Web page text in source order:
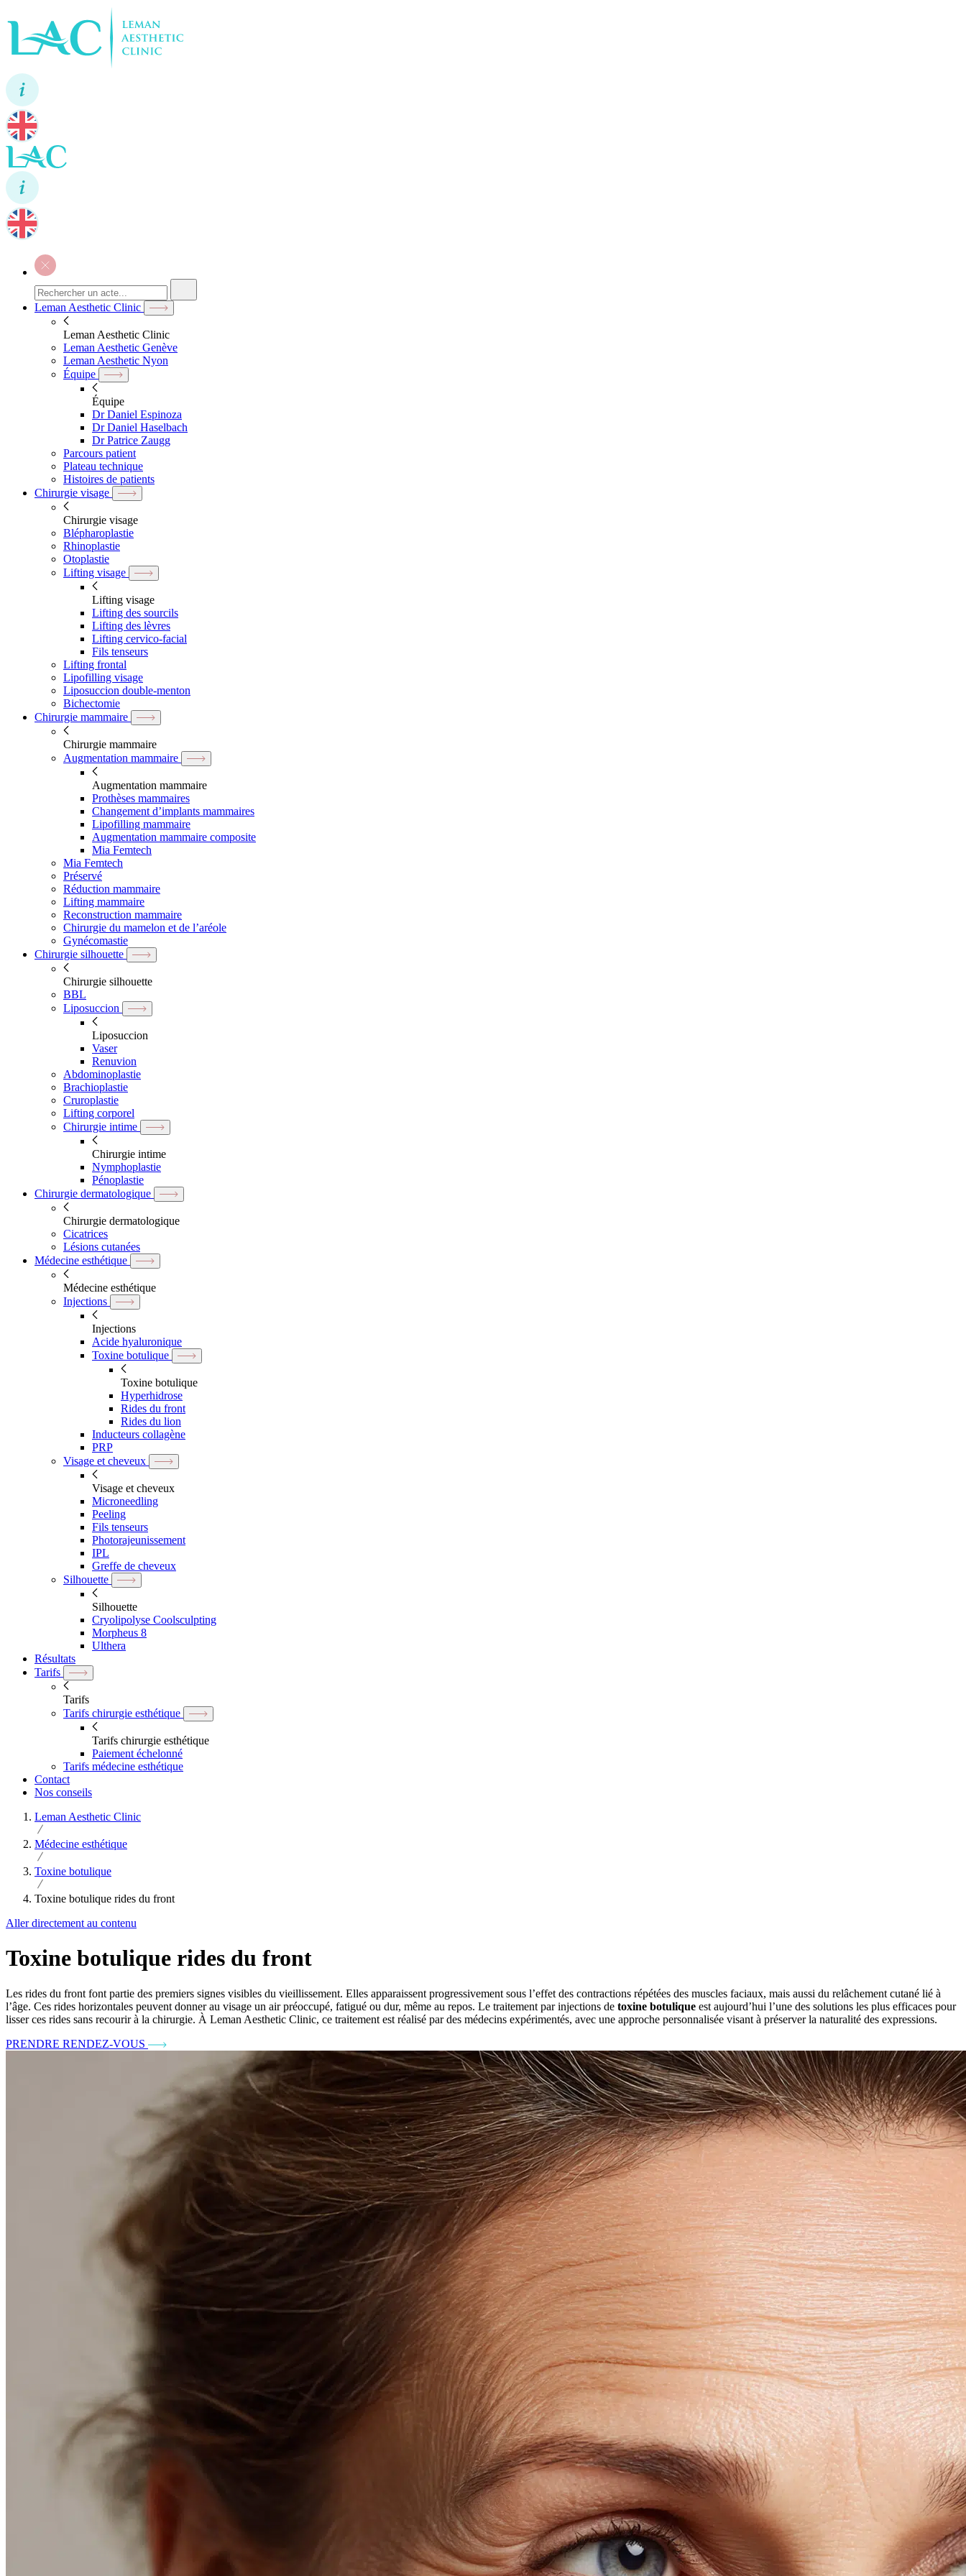
Leman Aesthetic Clinic
Leman Aesthetic Clinic
Leman Aesthetic Genève
Leman Aesthetic Nyon
Équipe
Équipe
Dr Daniel Espinoza
Dr Daniel Haselbach
Dr Patrice Zaugg
Parcours patient
Plateau technique
Histoires de patients
Chirurgie visage
Chirurgie visage
Blépharoplastie
Rhinoplastie
Otoplastie
Lifting visage
Lifting visage
Lifting des sourcils
Lifting des lèvres
Lifting cervico-facial
Fils tenseurs
Lifting frontal
Lipofilling visage
Liposuccion double-menton
Bichectomie
Chirurgie mammaire
Chirurgie mammaire
Augmentation mammaire
Augmentation mammaire
Prothèses mammaires
Changement d’implants mammaires
Lipofilling mammaire
Augmentation mammaire composite
Mia Femtech
Mia Femtech
Préservé
Réduction mammaire
Lifting mammaire
Reconstruction mammaire
Chirurgie du mamelon et de l’aréole
Gynécomastie
Chirurgie silhouette
Chirurgie silhouette
BBL
Liposuccion
Liposuccion
Vaser
Renuvion
Abdominoplastie
Brachioplastie
Cruroplastie
Lifting corporel
Chirurgie intime
Chirurgie intime
Nymphoplastie
Pénoplastie
Chirurgie dermatologique
Chirurgie dermatologique
Cicatrices
Lésions cutanées
Médecine esthétique
Médecine esthétique
Injections
Injections
Acide hyaluronique
Toxine botulique
Toxine botulique
Hyperhidrose
Rides du front
Rides du lion
Inducteurs collagène
PRP
Visage et cheveux
Visage et cheveux
Microneedling
Peeling
Fils tenseurs
Photorajeunissement
IPL
Greffe de cheveux
Silhouette
Silhouette
Cryolipolyse Coolsculpting
Morpheus 8
Ulthera
Résultats
Tarifs
Tarifs
Tarifs chirurgie esthétique
Tarifs chirurgie esthétique
Paiement échelonné
Tarifs médecine esthétique
Contact
Nos conseils
Leman Aesthetic Clinic
Médecine esthétique
Toxine botulique
Toxine botulique rides du front
Aller directement au contenu
Toxine botulique rides du front
Les rides du front font partie des premiers signes visibles du vieillissement. Elles apparaissent progressivement sous l’effet des contractions répétées des muscles faciaux, mais aussi du relâchement cutané lié à
l’âge. Ces rides horizontales peuvent donner au visage un air préoccupé, fatigué ou dur, même au repos. Le traitement par injections de toxine botulique est aujourd’hui l’une des solutions les plus efficaces pour
lisser ces rides sans recourir à la chirurgie. À Leman Aesthetic Clinic, ce traitement est réalisé par des médecins expérimentés, avec une approche personnalisée visant à préserver la naturalité des expressions.
PRENDRE RENDEZ-VOUS